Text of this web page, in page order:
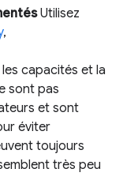
Utilisez
,
capacités et la
sont pas
et sont
éviter
toujours
très peu